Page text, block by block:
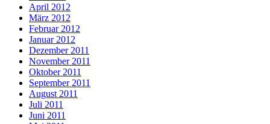
April 2012
März 2012
Februar 2012
Januar 2012
Dezember 2011
November 2011
Oktober 2011
September 2011
August 2011
Juli 2011
Juni 2011